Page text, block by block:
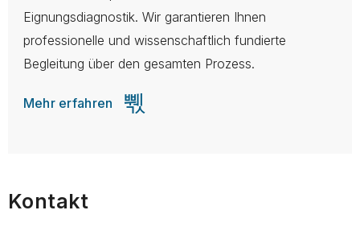
Eignungsdiagnostik. Wir garantieren Ihnen
professionelle und wissenschaftlich fundierte
Begleitung über den gesamten Prozess.
Mehr erfahren
Kontakt